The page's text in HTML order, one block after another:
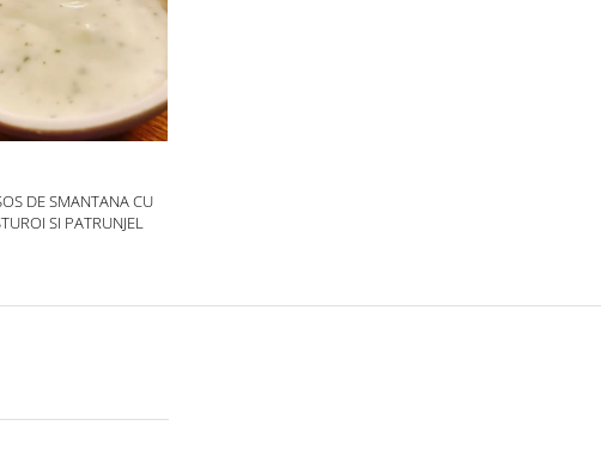
DE SMANTANA CU
SI PATRUNJEL